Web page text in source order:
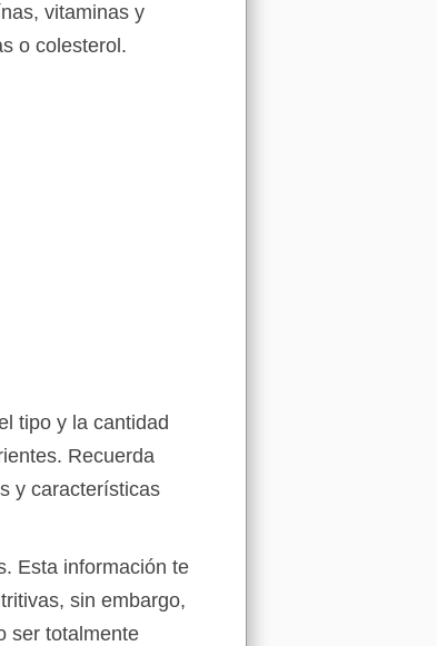
vitaminas y
o colesterol.
tipo y la cantidad
Recuerda
y características
Esta información te
sin embargo,
ser totalmente